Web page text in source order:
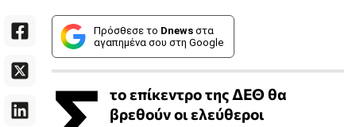
Πρόσθεσε το Dnews στα
αγαπημένα σου στη Google
το επίκεντρο της ΔΕΘ θα
βρεθούν οι ελεύθεροι